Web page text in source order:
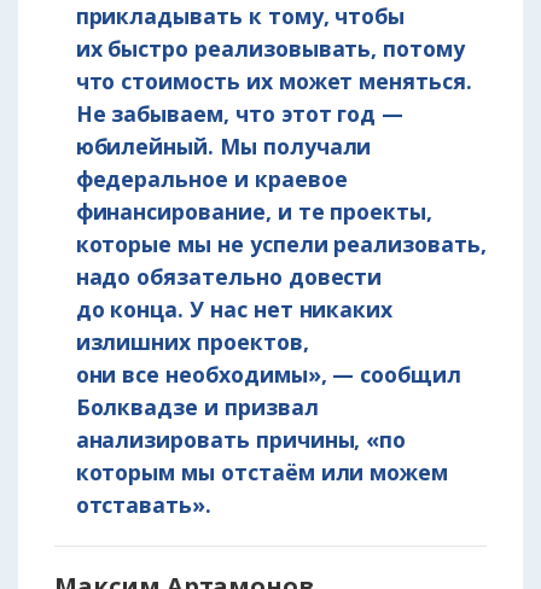
прикладывать к тому, чтобы
их быстро реализовывать, потому
что стоимость их может меняться.
Не забываем, что этот год —
юбилейный. Мы получали
федеральное и краевое
финансирование, и те проекты,
которые мы не успели реализовать,
надо обязательно довести
до конца. У нас нет никаких
излишних проектов,
они все необходимы», — сообщил
Болквадзе и призвал
анализировать причины, «по
которым мы отстаём или можем
отставать».